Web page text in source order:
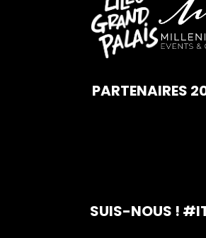
PARTENAIRES
SUIS-NOUS !